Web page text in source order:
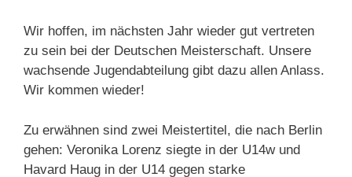
Wir hoffen, im nächsten Jahr wieder gut vertreten
zu sein bei der Deutschen Meisterschaft. Unsere
wachsende Jugendabteilung gibt dazu allen Anlass.
Wir kommen wieder!
Zu erwähnen sind zwei Meistertitel, die nach Berlin
gehen: Veronika Lorenz siegte in der U14w und
Havard Haug in der U14 gegen starke